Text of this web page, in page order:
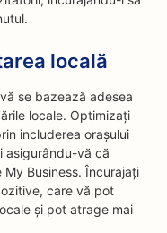
locală
se bazează adesea
locale. Optimizați
includerea orașului
asigurându-vă că
Business. Încurajați
care vă pot
și pot atrage mai